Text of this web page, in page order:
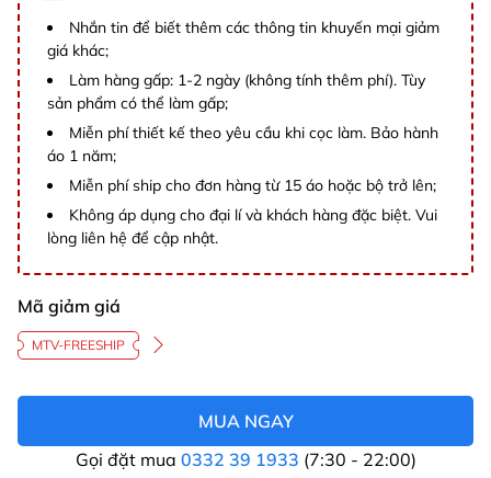
Nhắn tin để biết thêm các thông tin khuyến mại giảm
giá khác;
Làm hàng gấp: 1-2 ngày (không tính thêm phí). Tùy
sản phẩm có thể làm gấp;
Miễn phí thiết kế theo yêu cầu khi cọc làm. Bảo hành
áo 1 năm;
Miễn phí ship cho đơn hàng từ 15 áo hoặc bộ trở lên;
Không áp dụng cho đại lí và khách hàng đặc biệt. Vui
lòng liên hệ để cập nhật.
Mã giảm giá
MTV-FREESHIP
MUA NGAY
Gọi đặt mua 0332 39 1933 (7:30 - 22:00)